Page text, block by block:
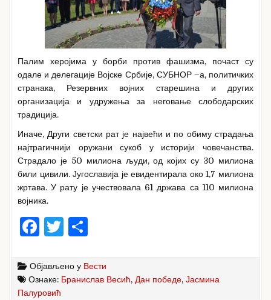
Палим херојима у борби против фашизма, почаст су
одале и делегације Војске Србије, СУБНОР –а, политичких
странака, Резервних војних старешина и других
организација и удружења за неговање слободарских
традиција.
Иначе, Други светски рат је највећи и по обиму страдања
најтрагичнији оружани сукоб у историји човечанства.
Страдало је 50 милиона људи, од којих су 30 милиона
били цивили. Југославија је евидентирала око 1,7 милиона
жртава. У рату је учествовала 61 држава са 110 милиона
војника.
F
c
e
T
it
te
ar
e
Објављено у Вести
Ознаке: Бранислав Весић, Дан победе, Јасмина
Палуровић